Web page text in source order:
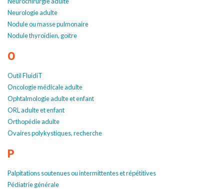
Neurologie adulte
Nodule ou masse pulmonaire
Nodule thyroïdien, goïtre
O
Outil FluidiT
Oncologie médicale adulte
Ophtalmologie adulte et enfant
ORL adulte et enfant
Orthopédie adulte
Ovaires polykystiques, recherche
P
Palpitations soutenues ou intermittentes et répétitives
Pédiatrie générale